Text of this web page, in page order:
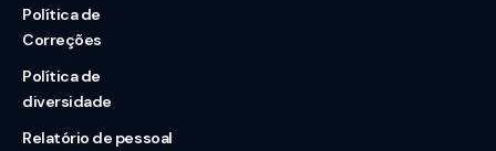
Política de
Correções
Política de
diversidade
Relatório de pessoal